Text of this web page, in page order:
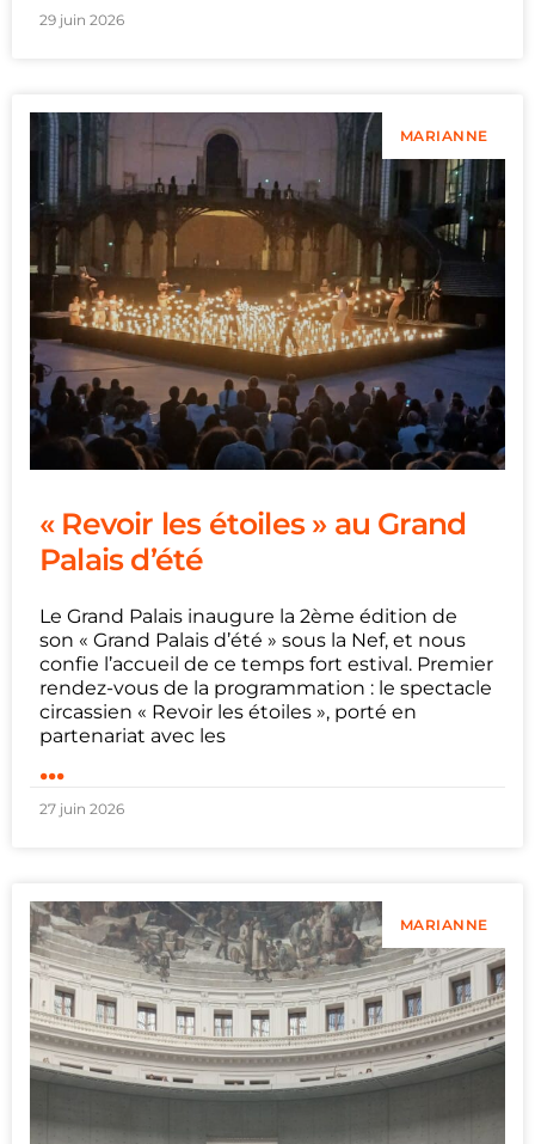
29 juin 2026
MARIANNE
« Revoir les étoiles » au Grand
Palais d’été
Le Grand Palais inaugure la 2ème édition de
son « Grand Palais d’été » sous la Nef, et nous
confie l’accueil de ce temps fort estival. Premier
rendez-vous de la programmation : le spectacle
circassien « Revoir les étoiles », porté en
partenariat avec les
...
27 juin 2026
MARIANNE